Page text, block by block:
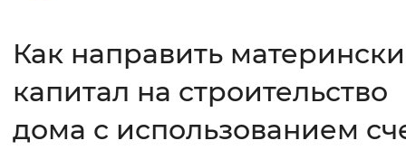
Без засечек С засечками
Интервал между буквами
Как направить
капитал на строительство
дома с использованием